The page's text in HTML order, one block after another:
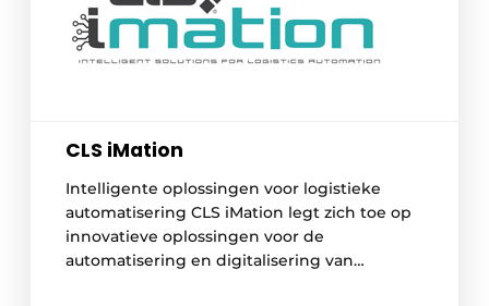
CLS iMation
Intelligente oplossingen voor logistieke
automatisering CLS iMation legt zich toe op
innovatieve oplossingen voor de
automatisering en digitalisering van